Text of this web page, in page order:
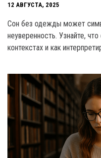
12 АВГУСТА, 2025
Сон без одежды может
неуверенность. Узнайте,
контекстах и как